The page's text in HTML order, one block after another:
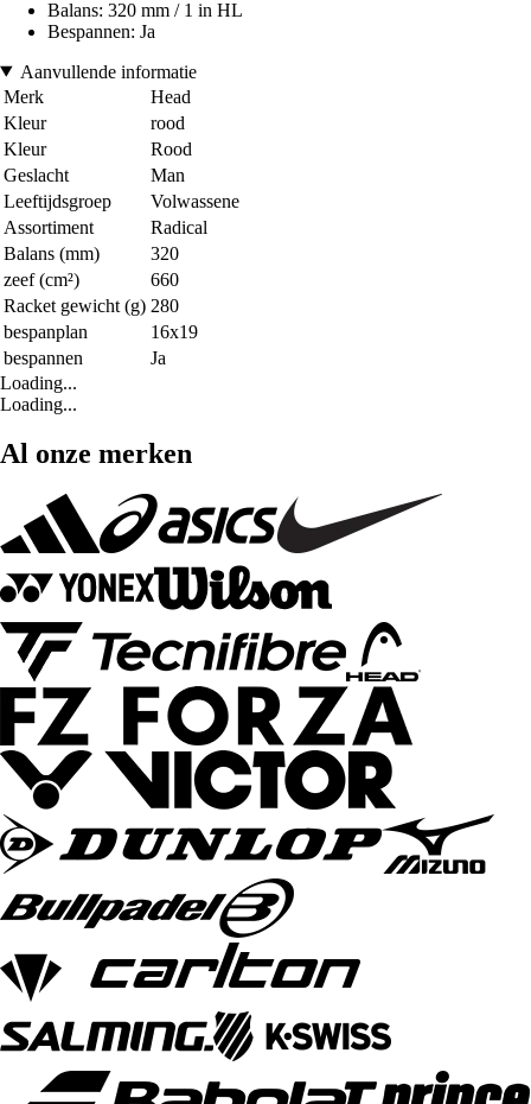
Balans: 320 mm / 1 in HL
Bespannen: Ja
Aanvullende informatie
Merk
Head
Kleur
rood
Kleur
Rood
Geslacht
Man
Leeftijdsgroep
Volwassene
Assortiment
Radical
Balans (mm)
320
zeef (cm²)
660
Racket gewicht (g) 280
bespanplan
16x19
bespannen
Ja
Loading...
Loading...
Al onze merken